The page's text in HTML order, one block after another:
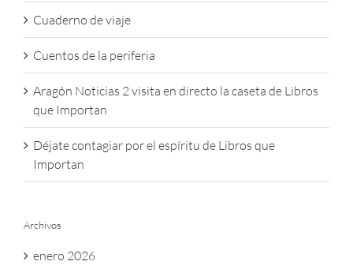
Cuaderno de viaje
Cuentos de la periferia
Aragón Noticias 2 visita en directo la caseta de Libros
que Importan
Déjate contagiar por el espíritu de Libros que
Importan
Archivos
enero 2026